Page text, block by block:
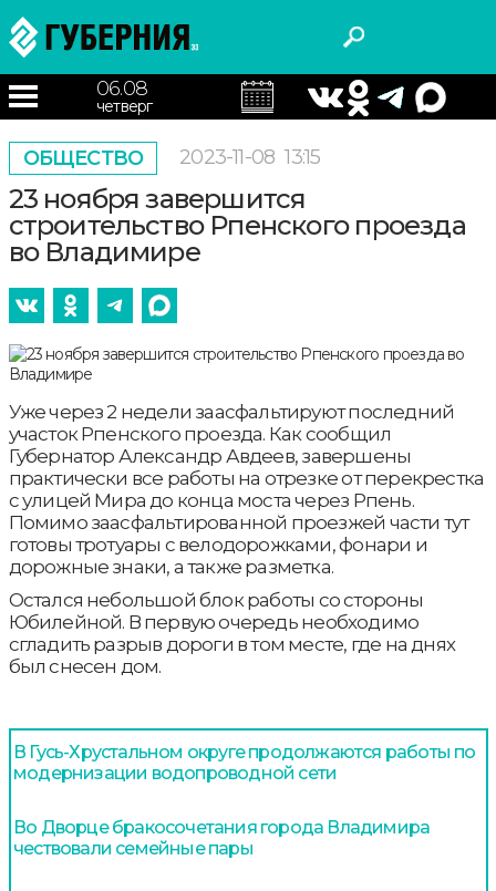
06.08
четверг
ОБЩЕСТВО 2023-11-08 13:15
23 ноября завершится
строительство Рпенского проезда
во Владимире
Уже через 2 недели заасфальтируют последний
участок Рпенского проезда. Как сообщил
Губернатор Александр Авдеев, завершены
практически все работы на отрезке от перекрестка
с улицей Мира до конца моста через Рпень.
Помимо заасфальтированной проезжей части тут
готовы тротуары с велодорожками, фонари и
дорожные знаки, а также разметка.
Остался небольшой блок работы со стороны
Юбилейной. В первую очередь необходимо
сгладить разрыв дороги в том месте, где на днях
был снесен дом.
В Гусь-Хрустальном округе продолжаются работы по
модернизации водопроводной сети
Во Дворце бракосочетания города Владимира
чествовали семейные пары